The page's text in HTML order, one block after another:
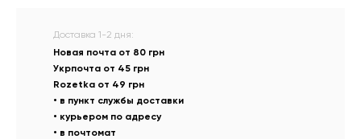
Доставка 1-2 дня:
Новая почта от 80 грн
Укрпочта от 45 грн
Rozetka от 49 грн
• в пункт службы доставки
• курьером по адресу
• в почтомат